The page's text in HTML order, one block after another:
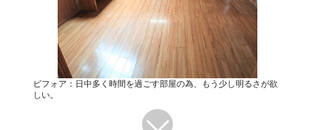
ビフォア：日中多く時間を過ごす部屋の為、もう少し明るさが欲
しい。